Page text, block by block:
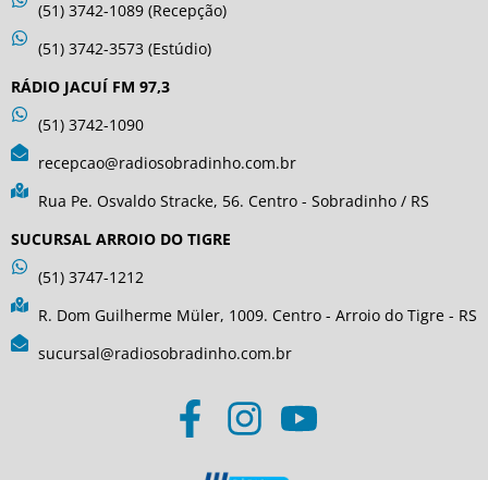
(51) 3742-1089 (Recepção)
(51) 3742-3573 (Estúdio)
RÁDIO JACUÍ FM 97,3
(51) 3742-1090
recepcao@radiosobradinho.com.br
Rua Pe. Osvaldo Stracke, 56. Centro - Sobradinho / RS
SUCURSAL ARROIO DO TIGRE
(51) 3747-1212
R. Dom Guilherme Müler, 1009. Centro - Arroio do Tigre - RS
sucursal@radiosobradinho.com.br